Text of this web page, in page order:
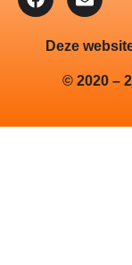
Deze
© 2020 –